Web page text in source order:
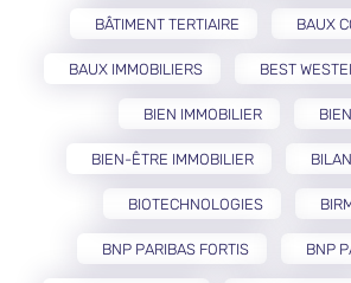
BÂTIMENT TERTIAIRE BAUX
BAUX IMMOBILIERS BEST
BIEN IMMOBILIER
BIEN-ÊTRE IMMOBILIER
BIOTECHNOLOGIES
BNP PARIBAS FORTIS BNP